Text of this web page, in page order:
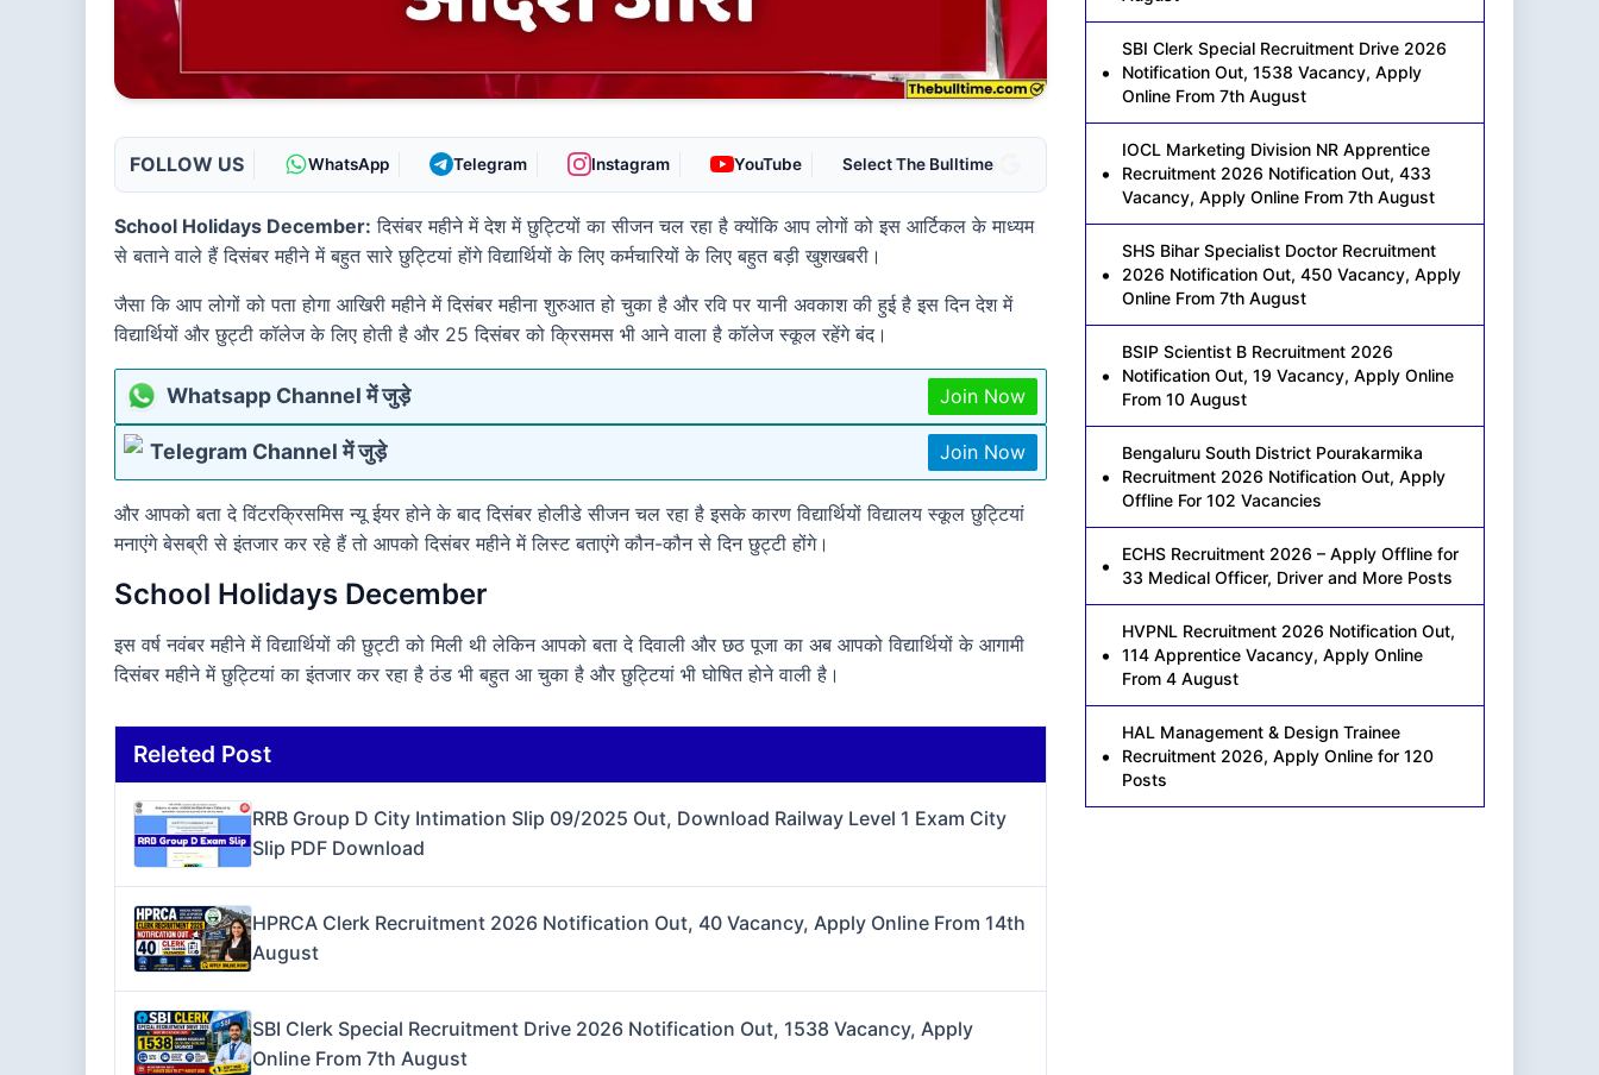
FOLLOW US WhatsApp Telegram Instagram YouTube As Preferred Source
School Holidays December: दिसंबर महीने में देश में छुट्टियों का सीजन चल रहा है क्योंकि आप लोगों को इस आर्टिकल के माध्यम
से बताने वाले हैं दिसंबर महीने में बहुत सारे छुट्टियां होंगे विद्यार्थियों के लिए कर्मचारियों के लिए बहुत बड़ी खुशखबरी।
जैसा कि आप लोगों को पता होगा आखिरी महीने में दिसंबर महीना शुरुआत हो चुका है और रवि पर यानी अवकाश की हुई है इस दिन देश में
विद्यार्थियों और छुट्टी कॉलेज के लिए होती है और 25 दिसंबर को क्रिसमस भी आने वाला है कॉलेज स्कूल रहेंगे बंद।
Whatsapp Channel में जुड़े Join Now
Telegram Channel में जुड़े Join Now
और आपको बता दे विंटरक्रिसमिस न्यू ईयर होने के बाद दिसंबर होलीडे सीजन चल रहा है इसके कारण विद्यार्थियों विद्यालय स्कूल छुट्टियां
मनाएंगे बेसब्री से इंतजार कर रहे हैं तो आपको दिसंबर महीने में लिस्ट बताएंगे कौन-कौन से दिन छुट्टी होंगे।
School Holidays December
इस वर्ष नवंबर महीने में विद्यार्थियों की छुट्टी को मिली थी लेकिन आपको बता दे दिवाली और छठ पूजा का अब आपको विद्यार्थियों के आगामी
दिसंबर महीने में छुट्टियां का इंतजार कर रहा है ठंड भी बहुत आ चुका है और छुट्टियां भी घोषित होने वाली है।
Releted Post
RRB Group D City Intimation Slip 09/2025 Out, Download Railway Level 1 Exam City
Slip PDF Download
HPRCA Clerk Recruitment 2026 Notification Out, 40 Vacancy, Apply Online From 14th
August
SBI Clerk Special Recruitment Drive 2026 Notification Out, 1538 Vacancy, Apply
Online From 7th August
SBI Clerk Special Recruitment Drive 2026
Notification Out, 1538 Vacancy, Apply
Online From 7th August
IOCL Marketing Division NR Apprentice
Recruitment 2026 Notification Out, 433
Vacancy, Apply Online From 7th August
SHS Bihar Specialist Doctor Recruitment
2026 Notification Out, 450 Vacancy, Apply
Online From 7th August
BSIP Scientist B Recruitment 2026
Notification Out, 19 Vacancy, Apply Online
From 10 August
Bengaluru South District Pourakarmika
Recruitment 2026 Notification Out, Apply
Offline For 102 Vacancies
ECHS Recruitment 2026 – Apply Offline for
33 Medical Officer, Driver and More Posts
HVPNL Recruitment 2026 Notification Out,
114 Apprentice Vacancy, Apply Online
From 4 August
HAL Management & Design Trainee
Recruitment 2026, Apply Online for 120
Posts